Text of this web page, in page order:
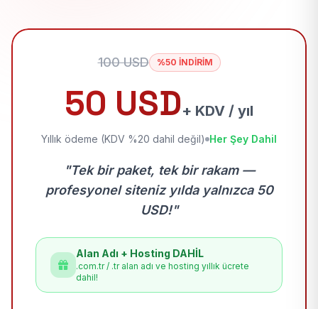
100 USD %50 İNDİRİM
50 USD+ KDV / yıl
Yıllık ödeme (KDV %20 dahil değil) Her Şey Dahil
"Tek bir paket, tek bir rakam —
profesyonel siteniz yılda yalnızca 50
USD!"
Alan Adı + Hosting DAHİL
.com.tr / .tr alan adı ve hosting yıllık ücrete
dahil!